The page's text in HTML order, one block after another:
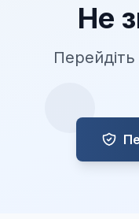
Не
Перейдіть